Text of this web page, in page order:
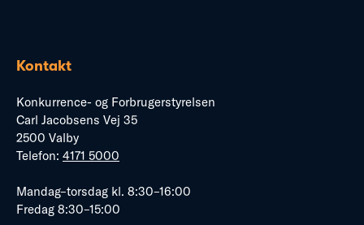
Kontakt
Konkurrence- og Forbrugerstyrelsen
Carl Jacobsens Vej 35
2500 Valby
Telefon: 4171 5000
Mandag–torsdag kl. 8:30–16:00
Fredag 8:30–15:00